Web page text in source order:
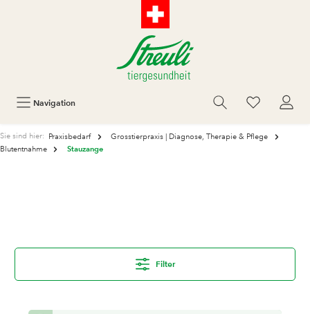
Navigation
Sie sind hier: Praxisbedarf
Grosstierpraxis | Diagnose, Therapie & Pflege
Blutentnahme
Stauzange
Filter